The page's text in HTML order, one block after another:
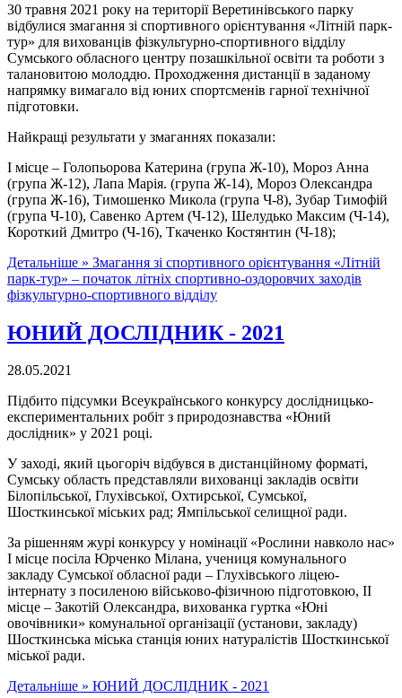
30 травня 2021 року на території Веретинівського парку
відбулися змагання зі спортивного орієнтування «Літній парк-
тур» для вихованців фізкультурно-спортивного відділу
Сумського обласного центру позашкільної освіти та роботи з
талановитою молоддю. Проходження дистанції в заданому
напрямку вимагало від юних спортсменів гарної технічної
підготовки.
Найкращі результати у змаганнях показали:
І місце – Голопьорова Катерина (група Ж-10), Мороз Анна
(група Ж-12), Лапа Марія. (група Ж-14), Мороз Олександра
(група Ж-16), Тимошенко Микола (група Ч-8), Зубар Тимофій
(група Ч-10), Савенко Артем (Ч-12), Шелудько Максим (Ч-14),
Короткий Дмитро (Ч-16), Ткаченко Костянтин (Ч-18);
Детальніше » Змагання зі спортивного орієнтування «Літній
парк-тур» – початок літніх спортивно-оздоровчих заходів
фізкультурно-спортивного відділу
ЮНИЙ ДОСЛІДНИК - 2021
28.05.2021
Підбито підсумки Всеукраїнського конкурсу дослідницько-
експериментальних робіт з природознавства «Юний
дослідник» у 2021 році.
У заході, який цьогоріч відбувся в дистанційному форматі,
Сумську область представляли вихованці закладів освіти
Білопільської, Глухівської, Охтирської, Сумської,
Шосткинської міських рад; Ямпільської селищної ради.
За рішенням журі конкурсу у номінації «Рослини навколо нас»
І місце посіла Юрченко Мілана, учениця комунального
закладу Сумської обласної ради – Глухівського ліцею-
інтернату з посиленою військово-фізичною підготовкою, ІІ
місце – Закотій Олександра, вихованка гуртка «Юні
овочівники» комунальної організації (установи, закладу)
Шосткинська міська станція юних натуралістів Шосткинської
міської ради.
Детальніше » ЮНИЙ ДОСЛІДНИК - 2021